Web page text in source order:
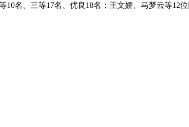
名、三等17名、优良18名；王文娇、马梦云等12